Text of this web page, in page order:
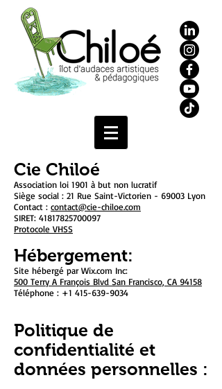
Cie Chiloé
Association loi 1901 à but non lucratif
Siège social : 21 Rue Saint-Victorien - 69003 Lyon
Contact : contact@cie-chiloe.com
SIRET: 41817825700097
Protocole VHSS​
Hébergement:
Site hébergé par Wix.com Inc:
500 Terry A François Blvd San Francisco, CA 94158
Téléphone : +1 415-639-9034
Politique de
confidentialité et
données personnelles :